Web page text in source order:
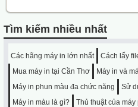
Tìm kiếm nhiều nhất
Các hãng máy in lớn nhất
Cách lấy
Mua máy in tại Cần Thơ
Máy in và
Máy in phun màu đa chức năng
Sử
Máy in màu là gì?
Thủ thuật của máy